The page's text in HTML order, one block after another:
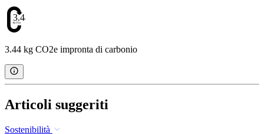
3.44
3.44 kg CO2e impronta di carbonio
Articoli suggeriti
Sostenibilità